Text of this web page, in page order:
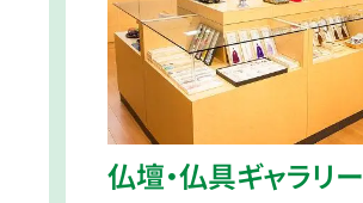
仏壇・仏具ギャラリー